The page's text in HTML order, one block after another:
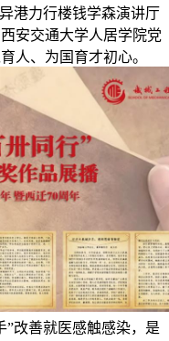
港力行楼钱学森演讲厅
安交通大学人居学院党
人、为国育才初心。
”改善就医感触感染，是